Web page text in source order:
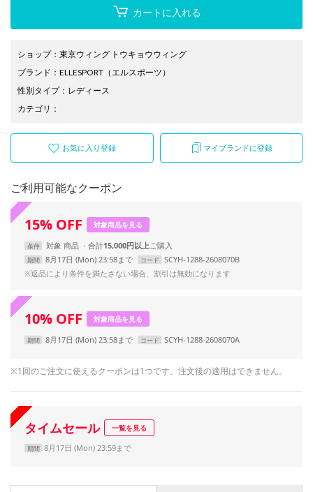
カートに入れる
ショップ： 東京ウィング トウキョウウィング
ブランド ： ELLESPORT （エルスポーツ）
性別タイプ： レディース
カテゴリ ：
お気に入り登録 マイブランドに登録
ご利用可能なクーポン
15% OFF 対象商品を見る
条件 対象 商品 合計15,000円以上
期間 8月17日 (Mon) 23:58まで コード
SCYH-1288-2608070B
※返品により条件を満たさない場合、割引は無効になります
10% OFF 対象商品を見る
期間 8月17日 (Mon) 23:58まで コード SCYH-1288-2608070A
※1回のご注文に使えるクーポンは1つです。注文後の適用はできません。
タイムセール 一覧を見る
期間 8月17日 (Mon) 23:59まで